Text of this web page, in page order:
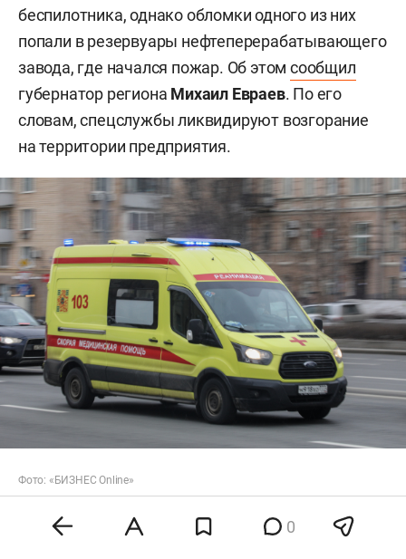
беспилотника, однако обломки одного из них
попали в резервуары нефтеперерабатывающего
завода, где начался пожар. Об этом сообщил
губернатор региона Михаил Евраев. По его
словам, спецслужбы ликвидируют возгорание
на территории предприятия.
Фото: «БИЗНЕС Online»
Кроме того, обломки беспилотников вызвали
0